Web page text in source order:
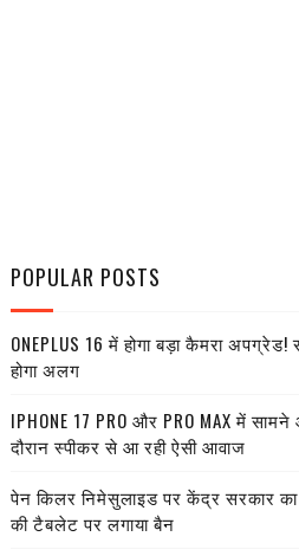
POPULAR POSTS
ONEPLUS 16 में होगा बड़ा कैमरा
होगा अलग
IPHONE 17 PRO और PRO MAX में
दौरान स्पीकर से आ रही ऐसी आवाज
पेन किलर निमेसुलाइड पर केंद्र सरकार
की टैबलेट पर लगाया बैन